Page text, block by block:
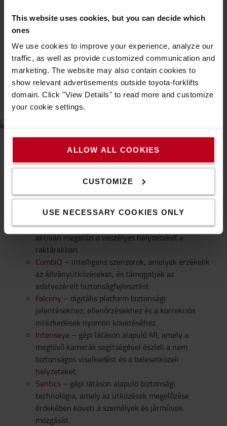
This website uses cookies, but you can decide which
ones
We use cookies to improve your experience, analyze our
traffic, as well as provide customized communication and
marketing. The website may also contain cookies to
show relevant advertisements outside toyota-forklifts
domain. Click "View Details" to read more and customize
your cookie settings.
ALLOW ALL COOKIES
CUSTOMIZE
USE NECESSARY COOKIES ONLY
magas kockázatú feladatok átvételével,
biztonságosabb együttműködést teremtve az
emberek, a járművek és az áruk között.
A targoncakezelők megfelelő képzése biztosítja, hogy
a targoncákat biztonságosan és hatékonyan
használják, jelentősen csökkentve a balesetek,
sérülések és berendezéskárok kockázatát.
Logiconomi Connections a biztonság
Logiconomi Connections programon
innovatív megoldásszállítókat azonosítottunk, amelyek
az iparág támogatása érdekében jellemző biztonsági
kihívásokra kínálnak megoldásokat.
AX‑System- MI-alapú forgalomirányítás, amely
aktívan megelőzi a veszélyes helyzeteket a
raktárakban.
CombiQ – intelligens szenzorok, amelyek érzékelik
az állványütközéseket, és támogatják az
adatvezérelt biztonságfejlesztést.
Falcony – digitális platform biztonsági
jelentésekhez, ellenőrzésekhez és a korrekciós
intézkedések nyomon követéséhez.
Intenseye – gépi látáson alapuló MI, amely a
meglévő kamerák segítségével észleli a nem
biztonságos viselkedést és a balesetközeli
helyzeteket.
Sentics – gépi látáson alapuló biztonsági
technológia, amely az ütközések megelőzése
érdekében követi a személyek és járművek
mozgását.